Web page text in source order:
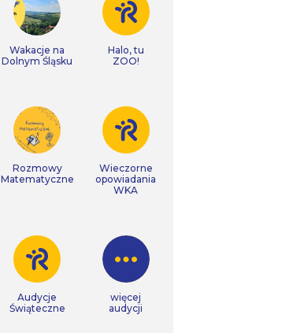
Wakacje na
Dolnym Śląsku
Halo, tu
ZOO!
Rozmowy
Matematyczne
Wieczorne
opowiadania
WKA
Audycje
Świąteczne
więcej
audycji